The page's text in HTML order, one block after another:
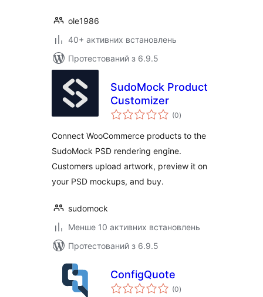
ole1986
40+ активних встановлень
Протестований з 6.9.5
SudoMock Product
Customizer
(0загальний
рейтинг
)
Connect WooCommerce products to the
SudoMock PSD rendering engine.
Customers upload artwork, preview it on
your PSD mockups, and buy.
sudomock
Менше 10 активних встановлень
Протестований з 6.9.5
ConfigQuote
(0загальний
рейтинг
)